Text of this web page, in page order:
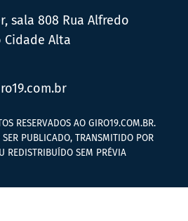
sala 808 Rua Alfredo
Cidade Alta
RESERVADOS AO GIRO19.COM.BR.
PUBLICADO, TRANSMITIDO POR
REDISTRIBUÍDO SEM PRÉVIA